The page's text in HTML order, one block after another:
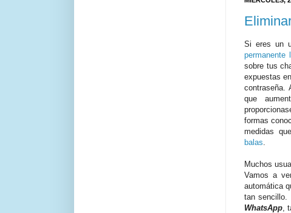
Si eres un
permanente
sobre tus
expuestas
contraseña.
que
formas
medidas
balas.
Muchos
Vamos a
automática
tan sencillo.
WhatsApp,